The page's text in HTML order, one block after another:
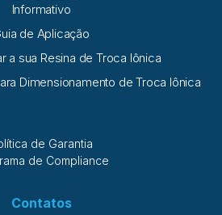
Informativo
de Aplicação
a sua Resina de Troca Iônica
Dimensionamento de Troca Iônica
de Garantia
de Compliance
Contatos